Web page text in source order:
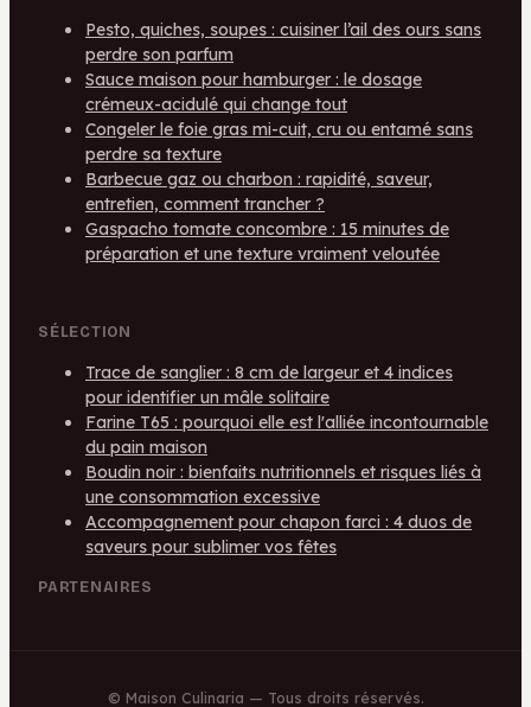
Pesto, quiches, soupes : cuisiner l’ail des ours sans
perdre son parfum
Sauce maison pour hamburger : le dosage
crémeux-acidulé qui change tout
Congeler le foie gras mi-cuit, cru ou entamé sans
perdre sa texture
Barbecue gaz ou charbon : rapidité, saveur,
entretien, comment trancher ?
Gaspacho tomate concombre : 15 minutes de
préparation et une texture vraiment veloutée
SÉLECTION
Trace de sanglier : 8 cm de largeur et 4 indices
pour identifier un mâle solitaire
Farine T65 : pourquoi elle est l'alliée incontournable
du pain maison
Boudin noir : bienfaits nutritionnels et risques liés à
une consommation excessive
Accompagnement pour chapon farci : 4 duos de
saveurs pour sublimer vos fêtes
PARTENAIRES
© Maison Culinaria — Tous droits réservés.